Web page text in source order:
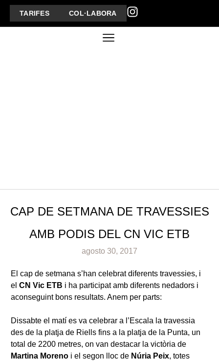
TARIFES COL·LABORA
CAP DE SETMANA DE TRAVESSIES
AMB PODIS DEL CN VIC ETB
agosto 30, 2017
El cap de setmana s’han celebrat diferents travessies, i
el CN Vic ETB i ha participat amb diferents nedadors i
aconseguint bons resultats. Anem per parts:
Dissabte el matí es va celebrar a l’Escala la travessia
des de la platja de Riells fins a la platja de la Punta, un
total de 2200 metres, on van destacar la victòria de
Martina Moreno i el segon lloc de Núria Peix, totes